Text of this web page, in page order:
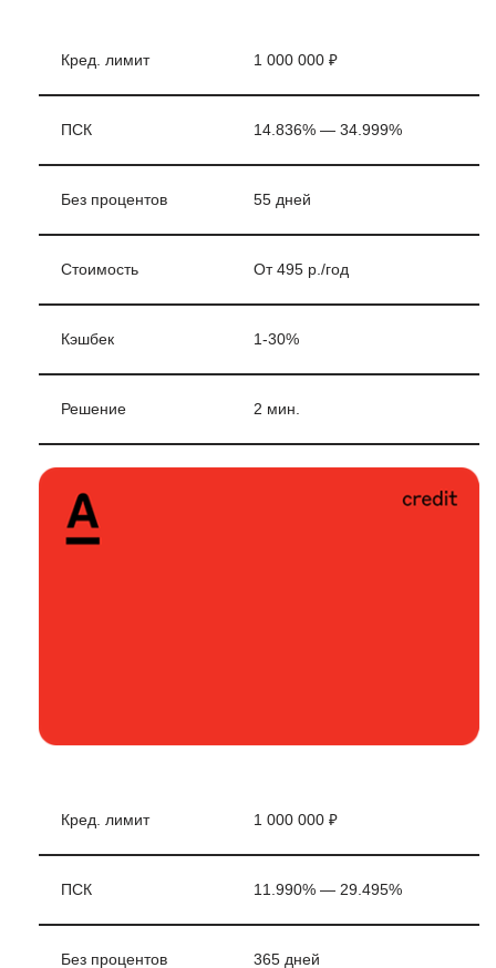
Кред. лимит 1 000 000 ₽
ПСК 14.836% — 34.999%
Без процентов 55 дней
Стоимость От 495 р./год
Кэшбек 1-30%
Решение 2 мин.
Кред. лимит 1 000 000 ₽
ПСК 11.990% — 29.495%
Без процентов 365 дней